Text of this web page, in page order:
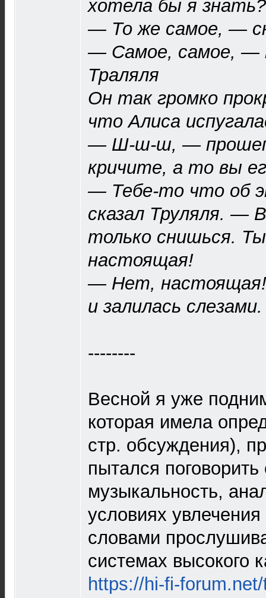
хотела бы я знать?
— То же самое, —
— Самое, самое, —
Траляля
Он так громко
что Алиса
— Ш-ш-ш, —
кричите, а то вы
— Тебе-то что об
сказал Труляля. —
только снишься.
настоящая!
— Нет, настоящая!
и залилась слезами.
--------
Весной я уже
которая имела
стр. обсуждения),
пытался
музыкальность,
условиях
словами
системах высокого
https://hi-fi-